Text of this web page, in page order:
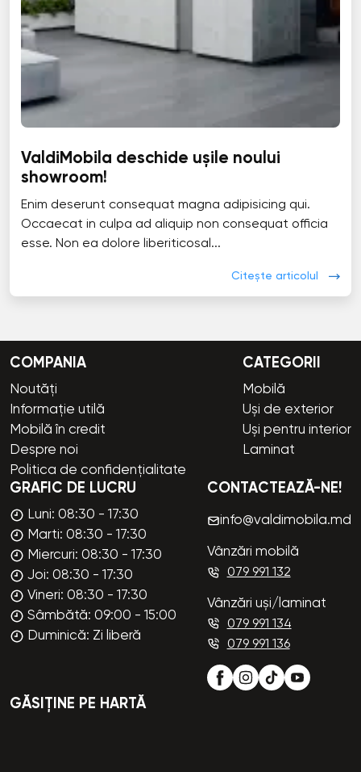
ValdiMobila deschide ușile noului
showroom!
Enim deserunt consequat magna adipisicing qui.
Occaecat in culpa ad aliquip non consequat officia
esse. Non ea dolore liberiticosal...
Citește articolul
COMPANIA
Noutăți
Informație utilă
Mobilă în credit
Despre noi
Politica de confidențialitate
CATEGORII
Mobilă
Uși de exterior
Uși pentru interior
Laminat
GRAFIC DE LUCRU
Luni: 08:30 - 17:30
Marti: 08:30 - 17:30
Miercuri: 08:30 - 17:30
Joi: 08:30 - 17:30
Vineri: 08:30 - 17:30
Sâmbătă: 09:00 - 15:00
Duminică: Zi liberă
CONTACTEAZĂ-NE!
info@valdimobila.md
Vânzări mobilă
079 991 132
Vânzări uși/laminat
079 991 134
079 991 136
GĂSIȚINE PE HARTĂ